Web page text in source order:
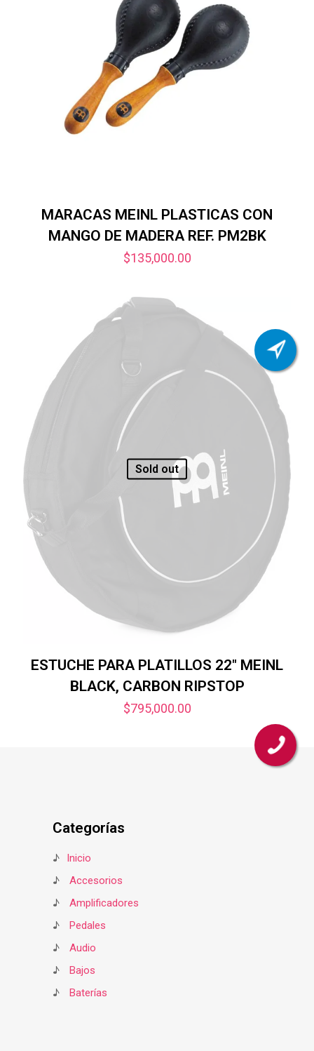
MARACAS MEINL PLASTICAS CON
MANGO DE MADERA REF. PM2BK
$135,000.00
Sold out
ESTUCHE PARA PLATILLOS 22″ MEINL
BLACK, CARBON RIPSTOP
$795,000.00
Categorías
♪
Inicio
♪
Accesorios
♪
Amplificadores
♪
Pedales
♪
Audio
♪
Bajos
♪
Baterías